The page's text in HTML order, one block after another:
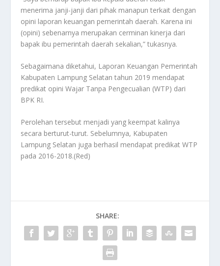
menerima janji-janji dari pihak manapun terkait dengan
opini laporan keuangan pemerintah daerah. Karena ini
(opini) sebenarnya merupakan cerminan kinerja dari
bapak ibu pemerintah daerah sekalian,” tukasnya.
Sebagaimana diketahui, Laporan Keuangan Pemerintah
Kabupaten Lampung Selatan tahun 2019 mendapat
predikat opini Wajar Tanpa Pengecualian (WTP) dari
BPK RI.
Perolehan tersebut menjadi yang keempat kalinya
secara berturut-turut. Sebelumnya, Kabupaten
Lampung Selatan juga berhasil mendapat predikat WTP
pada 2016-2018.(Red)
SHARE: